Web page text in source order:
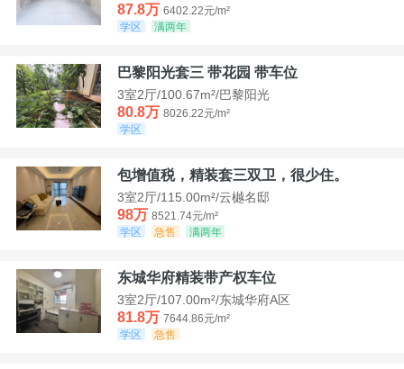
87.8万 6402.22元/m²
学区
满两年
巴黎阳光套三 带花园 带车位
3室2厅/100.67m²/巴黎阳光
80.8万 8026.22元/m²
学区
包增值税，精装套三双卫，很少住。
3室2厅/115.00m²/云樾名邸
98万 8521.74元/m²
学区
急售 满两年
东城华府精装带产权车位
3室2厅/107.00m²/东城华府A区
81.8万 7644.86元/m²
学区
急售